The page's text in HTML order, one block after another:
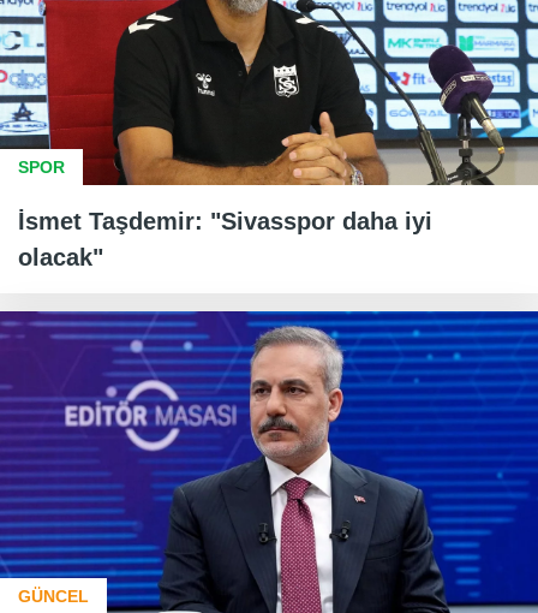
SPOR
İsmet Taşdemir: "Sivasspor daha iyi
olacak"
GÜNCEL